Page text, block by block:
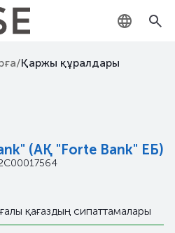
KZ
/Қаржы құралдары
(АҚ "Forte Bank" ЕБ)
қағаздың сипаттамалары